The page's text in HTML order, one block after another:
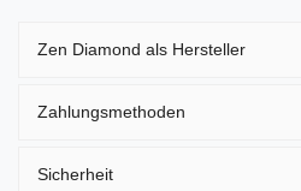
Zen Diamond als Hersteller
Zahlungsmethoden
Sicherheit